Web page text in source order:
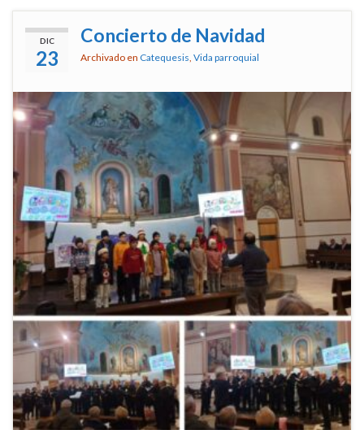
DIC
23
Concierto de Navidad
Archivado en Catequesis, Vida parroquial